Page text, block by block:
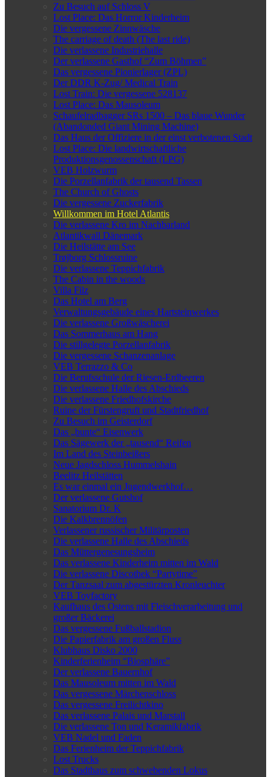
Zu Besuch auf Schloss V
Lost Place: Das Horror Kinderheim
Die vergessene Zinnwäsche
The carriage of death (The last ride)
Die verlassene Industriehalle
Der verlassene Gasthof “Zum Böhmen”
Das vergessene Pionierlager (ZPL)
Der DDR K-Zug/ Medical Train
Lost Train: Die vergessene 528137
Lost Place: Das Mausoleum
Schaufelradbagger SRs 1500 – Das blaue Wunder
(Abandonded Giant Mining Machine)
Das Haus der Offiziere in der einst verbotenen Stadt
Lost Place: Die landwirtschaftliche
Produktionsgenossenschaft (LPG)
VEB Holzwurm
Die Porzellanfabrik der tausend Tassen
The Church of Ghosts
Die vergessene Zuckerfabrik
Willkommen im Hotel Atlantis
Die verlassene Kro im Nachbarland
Atlantikwall Dänemark
Die Heilstätte am See
Trøjborg Schlossruine
Die verlassene Teppichfabrik
The Cabin in the woods
Villa Filz
Das Hotel am Berg
Verwaltungsgebäude eines Hartsteinwerkes
Die verlassene Großwäscherei
Das Sommerhaus am Hang
Die stillgelegte Porzellanfabrik
Die vergessene Schanzenanlage
VEB Terrazzo & Co
Die Berufsschule der Riesen-Erdbeeren
Die verlassene Halle des Abschieds
Die verlassene Friedhofskirche
Ruine der Fürstengruft und Stadtfriedhof
Zu Besuch im Geisterdorf
Das „bunte“ Eisenwerk
Das Sägewerk der „tausend“ Reifen
Im Land des Steinbeißers
Neue Jagdschloss Hummelshain
Beelitz Heilstätten
Es war einmal ein Jugendwerkhof…
Der verlassene Gutshof
Sanatorium Dr. K
Die Kalkbrennöfen
Verlassener russischer Militärposten
Die verlassene Halle des Abschieds
Das Müttergenesungsheim
Das verlassene Kinderheim mitten im Wald
Die verlassene Discothek “Partytime”
Der Tanzsaal zum abgestürzten Kronleuchter
VEB Toyfactory
Kaufhaus des Ostens mit Fleischverarbeitung und
großer Bäckerei
Das vergessene Fußballstadion
Die Papierfabrik am großen Fluss
Klubhaus Disko 2000
Kinderferienheim “Biosphäre”
Der verlassene Bauernhof
Das Mausoleum mitten im Wald
Das vergessene Märchenschloss
Das vergessene Freilichtkino
Das verlassene Palais und Marstall
Die verlassene Ton und Keramikfabrik
VEB Nadel und Faden
Das Ferienheim der Teppichfabrik
Lost Trucks
Das Stadthaus zum schwebenden Lokus